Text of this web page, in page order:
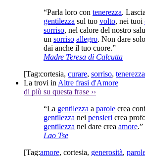
“Parla loro con tenerezza.
gentilezza sul tuo volto, nei tuoi
sorriso, nel calore del nostro
un sorriso allegro. Non dare
dai anche il tuo cuore.”
Madre Teresa di Calcutta
[Tag:cortesia, curare, sorriso, tenerezza
La trovi in Altre frasi d'Amore
di più su questa frase ››
“La gentilezza a parole crea
gentilezza nei pensieri crea
gentilezza nel dare crea amore.”
Lao Tse
[Tag:amore, cortesia, generosità,